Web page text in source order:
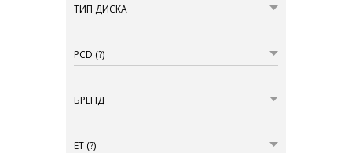
ТИП ДИСКА
PCD (?)
БРЕНД
ET (?)